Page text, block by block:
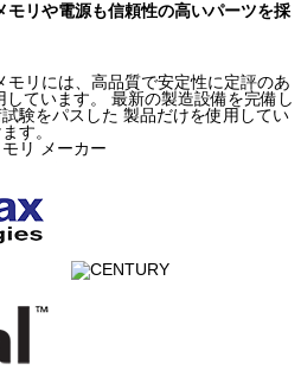
モリや電源も信頼性の高いパーツを採
モリには、高品質で安定性に定評のあ
ています。 最新の製造設備を完備し
験をパスした 製品だけを使用してい
す。
リ メーカー